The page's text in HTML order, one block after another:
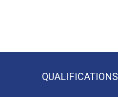
QUALIFICATIONS